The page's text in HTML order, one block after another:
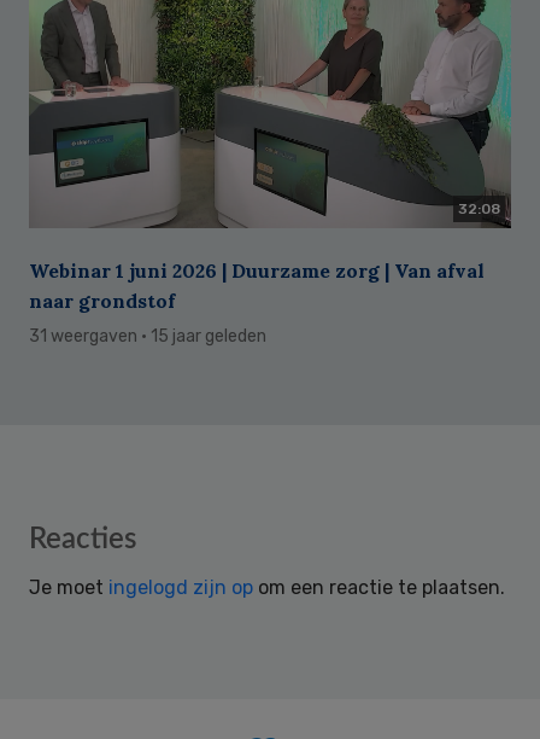
32:08
Webinar 1 juni 2026 | Duurzame zorg | Van afval
naar grondstof
31 weergaven · 15 jaar geleden
Reader
Reacties
Je moet ingelogd zijn op om een reactie te plaatsen.